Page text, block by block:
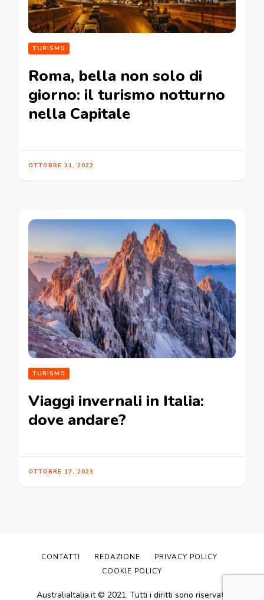
TURISMO
Roma, bella non solo di
giorno: il turismo notturno
nella Capitale
OTTOBRE 31, 2022
TURISMO
Viaggi invernali in Italia:
dove andare?
OTTOBRE 17, 2023
AustraliaItalia.it © 2021. Tutti i diritti sono riservati.
CONTATTI REDAZIONE
PRIVACY POLICY
COOKIE POLICY